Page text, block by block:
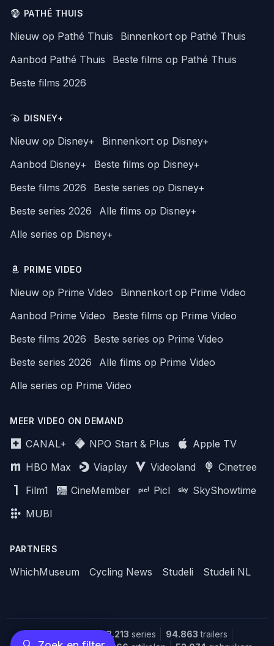
PATHÉ THUIS
Nieuw op Pathé Thuis
Binnenkort op Pathé Thuis
Aanbod Pathé Thuis
Beste films op Pathé Thuis
Beste films 2026
DISNEY+
Nieuw op Disney+
Binnenkort op Disney+
Aanbod Disney+
Beste films op Disney+
Beste films 2026
Beste series op Disney+
Beste series 2026
Alle films op Disney+
Alle series op Disney+
PRIME VIDEO
Nieuw op Prime Video
Binnenkort op Prime Video
Aanbod Prime Video
Beste films op Prime Video
Beste films 2026
Beste series op Prime Video
Beste series 2026
Alle films op Prime Video
Alle series op Prime Video
MEER VIDEO ON DEMAND
CANAL+ NPO Start & Plus
Apple TV
HBO Max
Viaplay Videoland
Cinetree
Film1
CineMember Picl
SkyShowtime
MUBI
PARTNERS
WhichMuseum Cycling News Studeli Studeli NL
18.213 series 94.863 trailers